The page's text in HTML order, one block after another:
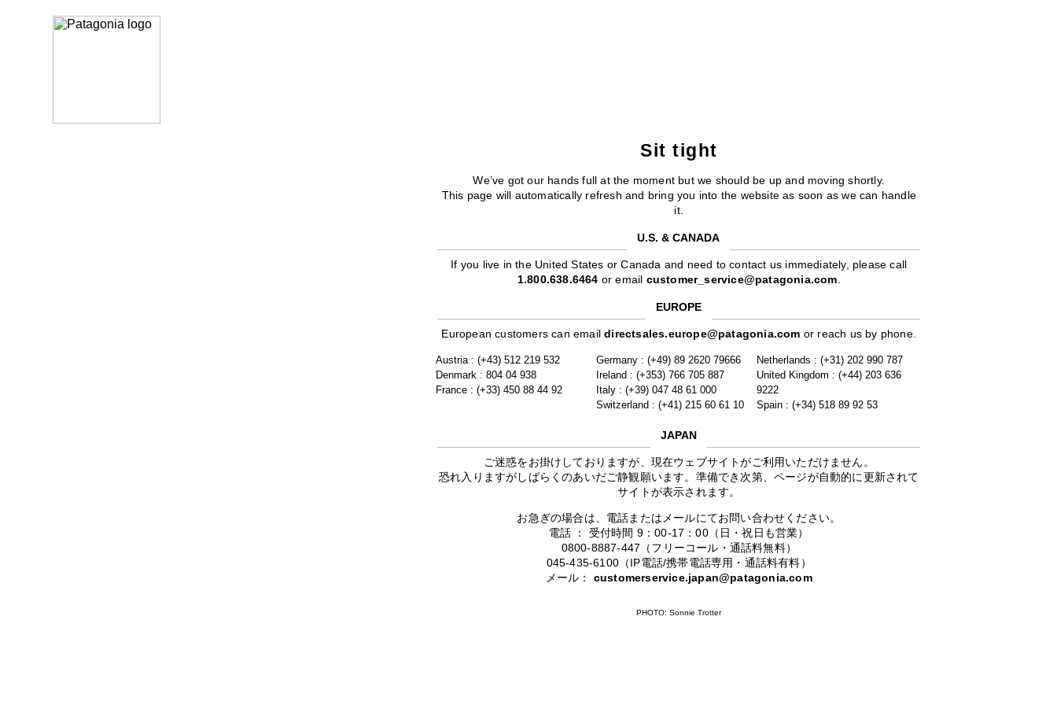
Sit tight
We’ve got our hands full at the moment but we should be up and moving shortly.
This page will automatically refresh and bring you into the website as soon as we can handle
it.
U.S. & CANADA
If you live in the United States or Canada and need to contact us immediately, please call
1.800.638.6464 or email customer_service@patagonia.com.
EUROPE
European customers can emaildirectsales.europe@patagonia.com or reach us by phone.
Austria : (+43) 512 219 532
Denmark : 804 04 938
France : (+33) 450 88 44 92
Germany : (+49) 89 2620 79666
Ireland : (+353) 766 705 887
Italy : (+39) 047 48 61 000
Switzerland : (+41) 215 60 61 10
Netherlands : (+31) 202 990 787
United Kingdom : (+44) 203 636
9222
Spain : (+34) 518 89 92 53
JAPAN
ご迷惑をお掛けしておりますが、現在ウェブサイトがご利用いただけません。
恐れ入りますがしばらくのあいだご静観願います。準備でき次第、ページが自動的に更新されて
サイトが表示されます。
お急ぎの場合は、電話またはメールにてお問い合わせください。
電話 ： 受付時間 9：00-17：00（日・祝日も営業）
0800-8887-447（フリーコール・通話料無料）
045-435-6100（IP電話/携帯電話専用・通話料有料）
メール： customerservice.japan@patagonia.com
PHOTO: Sonnie Trotter